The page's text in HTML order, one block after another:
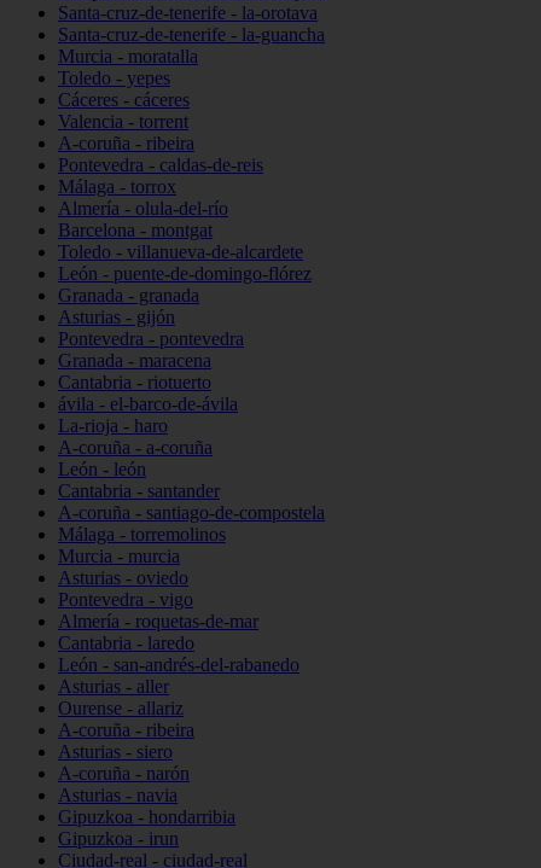
Santa-cruz-de-tenerife - la-orotava
Santa-cruz-de-tenerife - la-guancha
Murcia - moratalla
Toledo - yepes
Cáceres - cáceres
Valencia - torrent
A-coruña - ribeira
Pontevedra - caldas-de-reis
Málaga - torrox
Almería - olula-del-río
Barcelona - montgat
Toledo - villanueva-de-alcardete
León - puente-de-domingo-flórez
Granada - granada
Asturias - gijón
Pontevedra - pontevedra
Granada - maracena
Cantabria - riotuerto
ávila - el-barco-de-ávila
La-rioja - haro
A-coruña - a-coruña
León - león
Cantabria - santander
A-coruña - santiago-de-compostela
Málaga - torremolinos
Murcia - murcia
Asturias - oviedo
Pontevedra - vigo
Almería - roquetas-de-mar
Cantabria - laredo
León - san-andrés-del-rabanedo
Asturias - aller
Ourense - allariz
A-coruña - ribeira
Asturias - siero
A-coruña - narón
Asturias - navia
Gipuzkoa - hondarribia
Gipuzkoa - irun
Ciudad-real - ciudad-real